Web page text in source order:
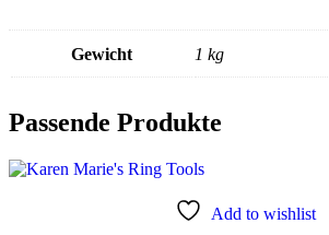
Gewicht 1 kg
Passende Produkte
Add to wishlist